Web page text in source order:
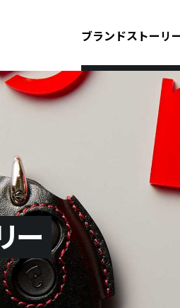
ブランドストーリ
ホンダ マツダ
ー